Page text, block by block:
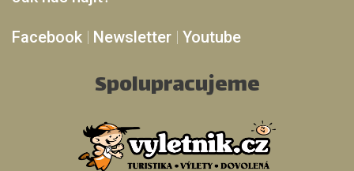
Facebook | Newsletter | Youtube
Spolupracujeme